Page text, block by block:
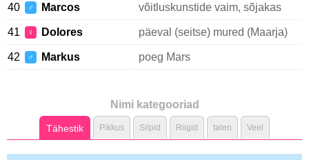
40 ♂ Marcos võitluskunstide vaim, sõjakas
41 ♀ Dolores päeval (seitse) mured (Maarja)
42 ♂ Markus poeg Mars
Nimi kategooriad
Tähestik Pikkus Silpid Riigid talen Veel